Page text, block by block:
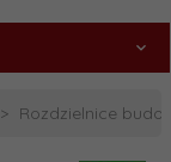
Rozdzielnice